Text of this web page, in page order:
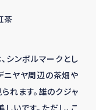
茶
シンボルマークとし
ニヤヤ周辺の茶畑や
れます。雄のクジャ
いです。ただし、こ